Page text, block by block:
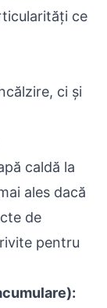
ce
ci și
caldă la
ales dacă
de
pentru